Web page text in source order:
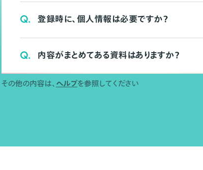
Q. 登録時に、個人情報は必要ですか？
Q. 内容がまとめてある資料はありますか？
その他の内容は、 ヘルプを参照してください